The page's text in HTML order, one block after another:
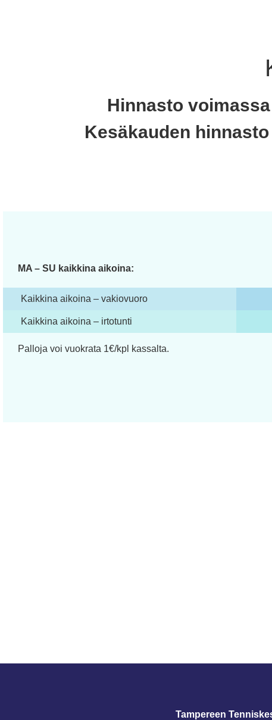
Hinnasto voimassa
Kesäkauden
MA – SU kaikkina aikoina:
Kaikkina aikoina – vakiovuoro
Kaikkina aikoina – irtotunti
Palloja voi vuokrata 1€/kpl kassalta.
Tampereen